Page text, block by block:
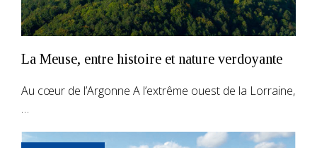
La Meuse, entre histoire et nature verdoyante
Au cœur de l’Argonne A l’extrême ouest de la Lorraine,
…